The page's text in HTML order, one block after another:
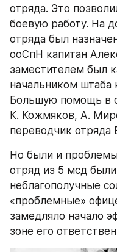
отряда. Это
боевую работу. На
отряда был
ооСпН капитан
заместителем был
начальником
Большую помощь в
К. Кожмяков, А.
переводчик отряда
Но были и
отряд из 5 мсд
неблагополучные
«проблемные»
замедляло начало
зоне его